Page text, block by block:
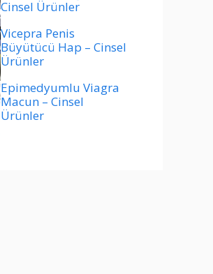
Cinsel Ürünler
Vicepra Penis
Büyütücü Hap – Cinsel
Ürünler
Epimedyumlu Viagra
Macun – Cinsel
Ürünler